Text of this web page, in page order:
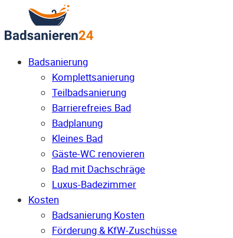
Badsanierung
Komplettsanierung
Teilbadsanierung
Barrierefreies Bad
Badplanung
Kleines Bad
Gäste-WC renovieren
Bad mit Dachschräge
Luxus-Badezimmer
Kosten
Badsanierung Kosten
Förderung & KfW-Zuschüsse